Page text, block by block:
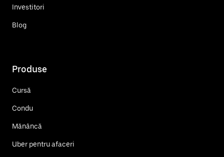
Investitori
Blog
Produse
Cursă
Condu
Mănâncă
Uber pentru afaceri